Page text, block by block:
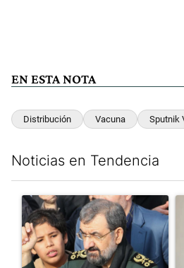
EN ESTA NOTA
Distribución Vacuna Sputnik
Noticias en Tendencia
Un artículo de tendencia con el